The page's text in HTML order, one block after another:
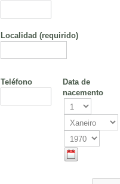
Localidad (requirido)
Teléfono
Data de
nacemento